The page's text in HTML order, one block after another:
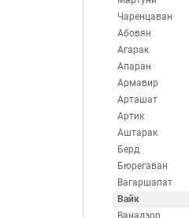
Чаренцаван
Абовян
Агарак
Апаран
Армавир
Арташат
Артик
Аштарак
Берд
Бюрегаван
Вагаршапат
Вайк
Ванадзор